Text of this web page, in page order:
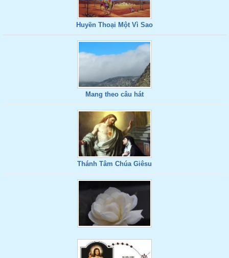
Huyền Thoại Một Vì Sao
Mang theo câu hát
Thánh Tâm Chúa Giêsu